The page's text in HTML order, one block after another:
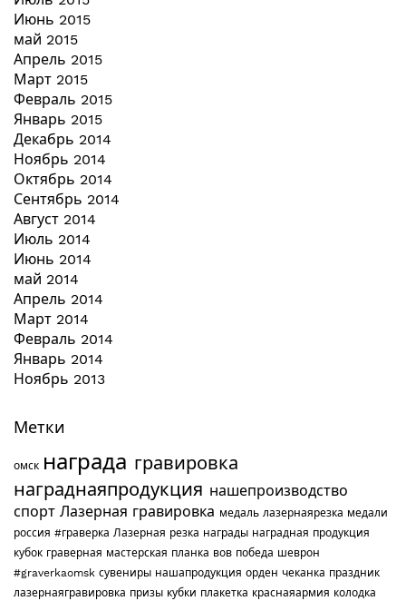
Июнь 2015
май 2015
Апрель 2015
Март 2015
Февраль 2015
Январь 2015
Декабрь 2014
Ноябрь 2014
Октябрь 2014
Сентябрь 2014
Август 2014
Июль 2014
Июнь 2014
май 2014
Апрель 2014
Март 2014
Февраль 2014
Январь 2014
Ноябрь 2013
Метки
омск награда гравировка
награднаяпродукция нашепроизводство
спорт Лазерная гравировка медаль лазернаярезка медали
россия #граверка Лазерная резка награды наградная продукция
кубок граверная мастерская планка вов победа шеврон
#graverkaomsk сувениры нашапродукция орден чеканка праздник
лазернаягравировка призы кубки плакетка краснаяармия колодка